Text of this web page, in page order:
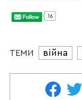
16
ТЕМИ війна